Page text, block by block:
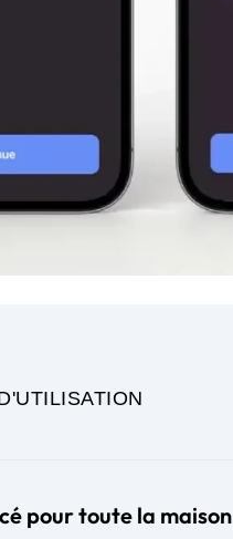
pour toute la maison